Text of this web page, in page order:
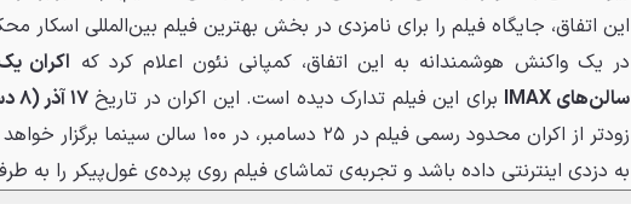
این اتفاق، جایگاه فیلم را برای نامزدی در بخش بهترین فیلم بین‌المللی اسکار
در یک واکنش هوشمندانه به این اتفاق، کمپانی نئون اعلام کرد که اکران
سالن‌های IMAX
برای این فیلم تدارک دیده است. این اکران در تاریخ۱۷ آذر (۸ دسامبر)
زودتر از اکران محدود رسمی فیلم در ۲۵ دسامبر، در
به دزدی اینترنتی داده باشد و تجربه‌ی تماشای فیلم روی پرده‌ی غول‌پیکر را به